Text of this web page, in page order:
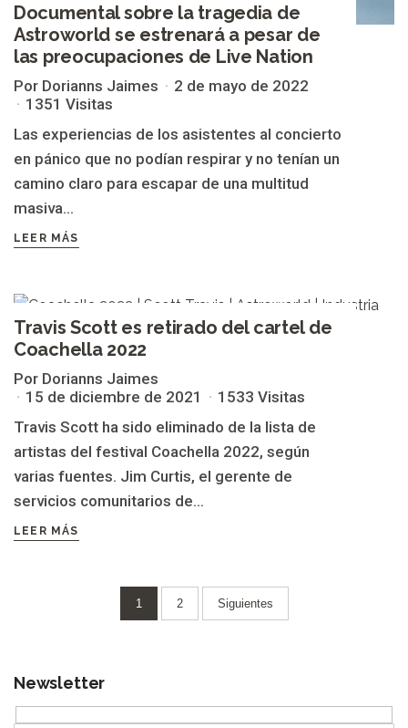
Documental sobre la tragedia de
Astroworld se estrenará a pesar de
las preocupaciones de Live Nation
Por Dorianns Jaimes
2 de mayo de 2022
1351 Visitas
Las experiencias de los asistentes al concierto
en pánico que no podían respirar y no tenían un
camino claro para escapar de una multitud
masiva...
LEER MÁS
Travis Scott es retirado del cartel de
Coachella 2022
Por Dorianns Jaimes
15 de diciembre de 2021
1533 Visitas
Travis Scott ha sido eliminado de la lista de
artistas del festival Coachella 2022, según
varias fuentes. Jim Curtis, el gerente de
servicios comunitarios de...
LEER MÁS
Paginación
1 2 Siguientes
Newsletter